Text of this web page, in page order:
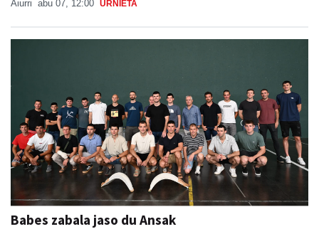
Aiurri abu 07, 12:00 URNIETA
Babes zabala jaso du Ansak